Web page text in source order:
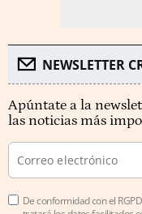
NEWSLETTER
Apúntate a la
las noticias más
De conformidad con el